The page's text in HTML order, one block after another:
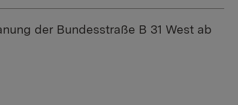
der Bundesstraße B 31 West ab